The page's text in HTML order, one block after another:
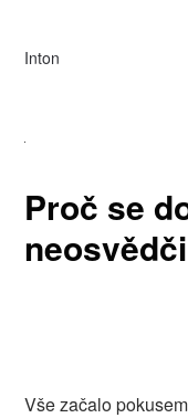
Inton
Proč se
Vše začalo